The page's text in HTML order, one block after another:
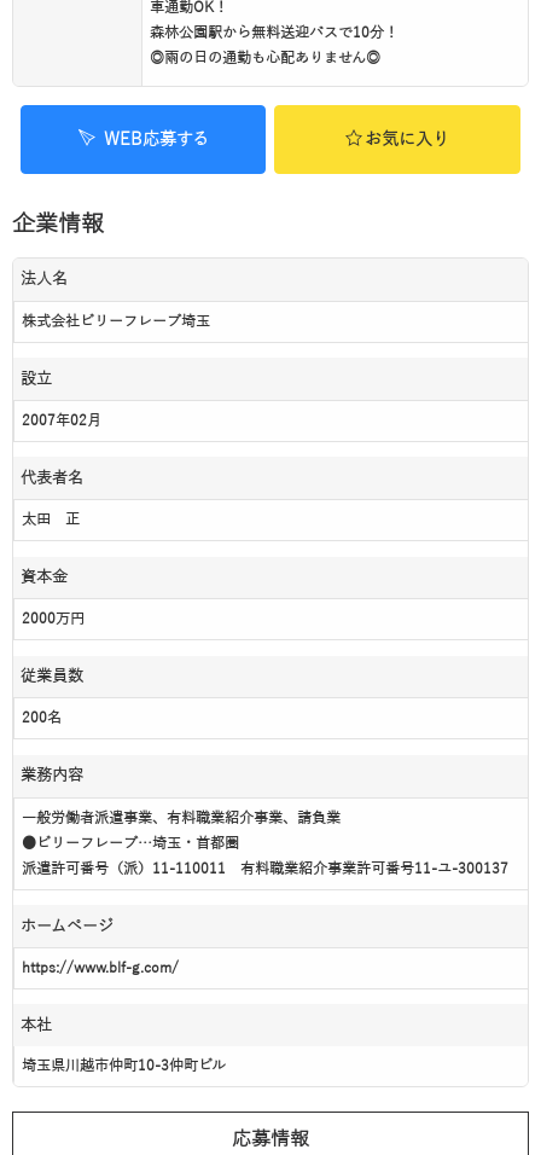
車通勤OK！
森林公園駅から無料送迎バスで10分！
◎雨の日の通勤も心配ありません◎
WEB応募する お気に入り
企業情報
法人名
株式会社ビリーフレーブ埼玉
設立
2007年02月
代表者名
太田 正
資本金
2000万円
従業員数
200名
業務内容
一般労働者派遣事業、有料職業紹介事業、請負業
●ビリーフレーブ…埼玉・首都圏
派遣許可番号（派）11-110011 有料職業紹介事業許可番号11-ユ-300137
ホームページ
https://www.blf-g.com/
本社
埼玉県川越市仲町10-3仲町ビル
応募情報